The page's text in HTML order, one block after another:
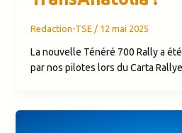
Redaction-TSE / 12 mai 2025
La nouvelle Ténéré 700 Rally a
par nos pilotes lors du Carta